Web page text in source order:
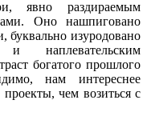
явно раздираемым
Оно нашпиговано
буквально изуродовано
и наплевательским
богатого прошлого
нам интереснее
чем возиться с